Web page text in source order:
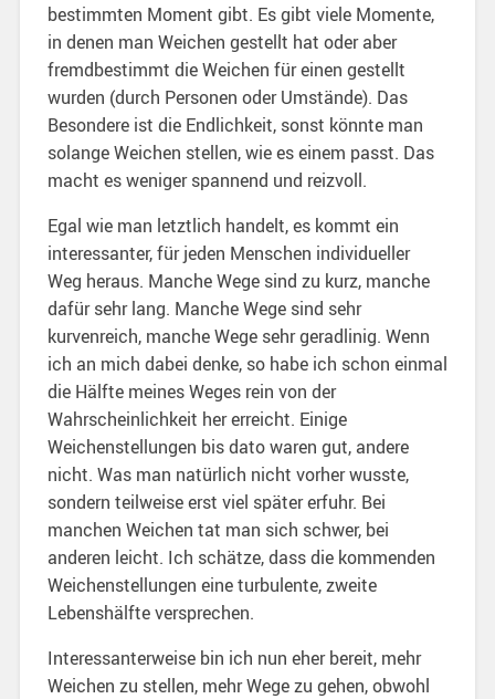
bestimmten Moment gibt. Es gibt viele Momente,
in denen man Weichen gestellt hat oder aber
fremdbestimmt die Weichen für einen gestellt
wurden (durch Personen oder Umstände). Das
Besondere ist die Endlichkeit, sonst könnte man
solange Weichen stellen, wie es einem passt. Das
macht es weniger spannend und reizvoll.
Egal wie man letztlich handelt, es kommt ein
interessanter, für jeden Menschen individueller
Weg heraus. Manche Wege sind zu kurz, manche
dafür sehr lang. Manche Wege sind sehr
kurvenreich, manche Wege sehr geradlinig. Wenn
ich an mich dabei denke, so habe ich schon einmal
die Hälfte meines Weges rein von der
Wahrscheinlichkeit her erreicht. Einige
Weichenstellungen bis dato waren gut, andere
nicht. Was man natürlich nicht vorher wusste,
sondern teilweise erst viel später erfuhr. Bei
manchen Weichen tat man sich schwer, bei
anderen leicht. Ich schätze, dass die kommenden
Weichenstellungen eine turbulente, zweite
Lebenshälfte versprechen.
Interessanterweise bin ich nun eher bereit, mehr
Weichen zu stellen, mehr Wege zu gehen, obwohl